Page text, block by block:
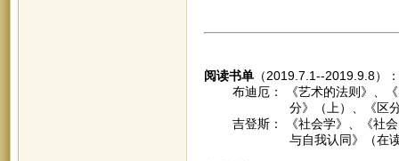
阅读书单（2019.7.1--2019.9.8）：
布迪厄： 《艺术的法则》、《
分》（上）、《区分》（
吉登斯： 《社会学》、《社会
与自我认同》（在读